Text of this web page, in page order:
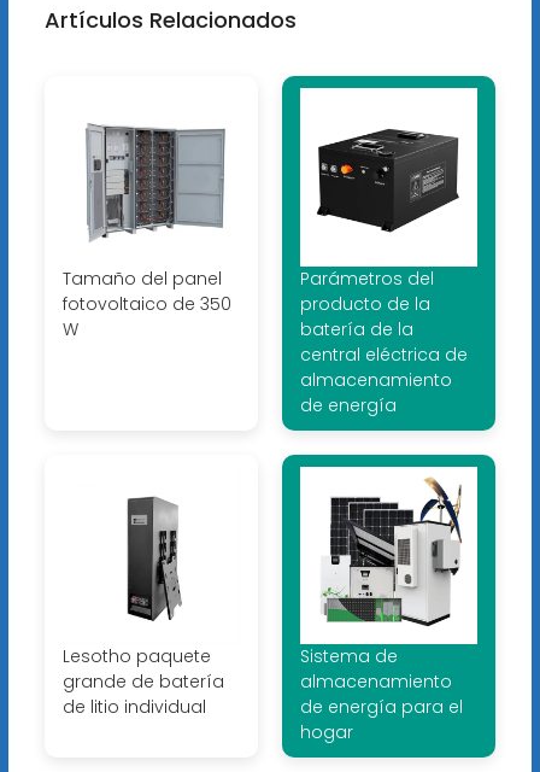
Artículos Relacionados
Tamaño del panel
fotovoltaico de 350
W
Parámetros del
producto de la
batería de la
central eléctrica de
almacenamiento
de energía
Lesotho paquete
grande de batería
de litio individual
Sistema de
almacenamiento
de energía para el
hogar